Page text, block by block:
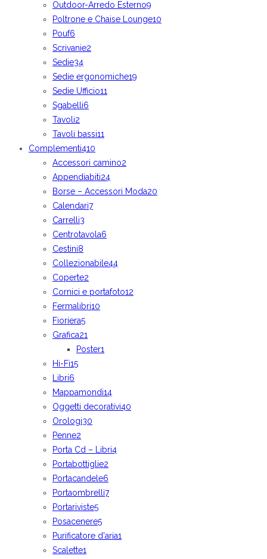
Outdoor-Arredo Esterno9
Poltrone e Chaise Lounge10
Pouf6
Scrivanie2
Sedie34
Sedie ergonomiche19
Sedie Ufficio11
Sgabelli6
Tavoli2
Tavoli bassi11
Complementi410
Accessori camino2
Appendiabiti24
Borse – Accessori Moda20
Calendari7
Carrelli3
Centrotavola6
Cestini8
Collezionabile44
Coperte2
Cornici e portafoto12
Fermalibri10
Fioriera5
Grafica21
Poster1
Hi-Fi15
Libri6
Mappamondi14
Oggetti decorativi40
Orologi30
Penne2
Porta Cd – Libri4
Portabottiglie2
Portacandele6
Portaombrelli7
Portariviste5
Posacenere5
Purificatore d'aria1
Scalette1